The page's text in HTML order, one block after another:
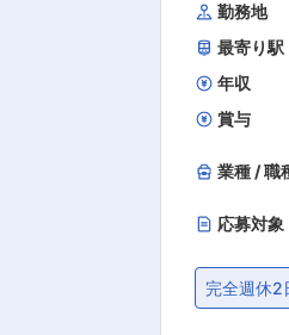
います。
竣工し、先
の定める業
勤務地
最寄り駅
年収
賞与
業種 / 職
応募対象
完全週休2